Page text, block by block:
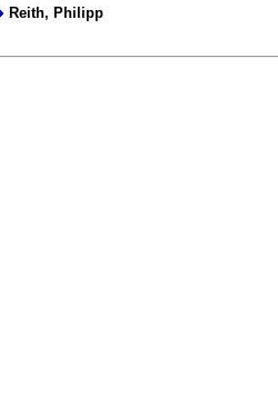
Reith, Philipp